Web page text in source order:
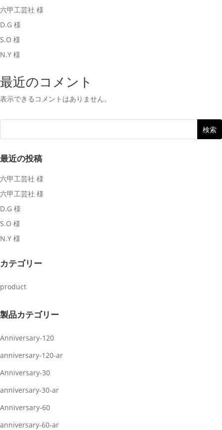
六甲工芸社 様
D.G 様
S.O 様
N.Y 様
最近のコメント
表示できるコメントはありません。
最近の投稿
六甲工芸社 様
六甲工芸社 様
D.G 様
S.O 様
N.Y 様
カテゴリー
product
製品カテゴリー
Anniversary-120
anniversary-120-ar
Anniversary-30
anniversary-30-ar
Anniversary-60
anniversary-60-ar